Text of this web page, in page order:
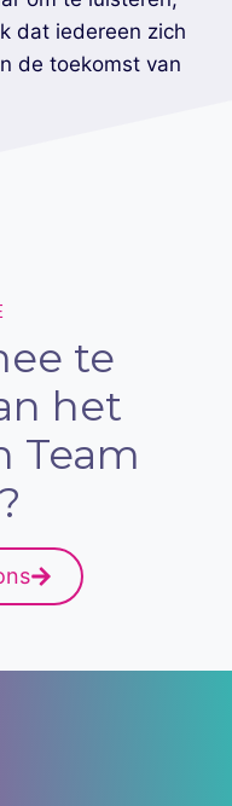
dat iedereen zich
de toekomst van
te
het
Team